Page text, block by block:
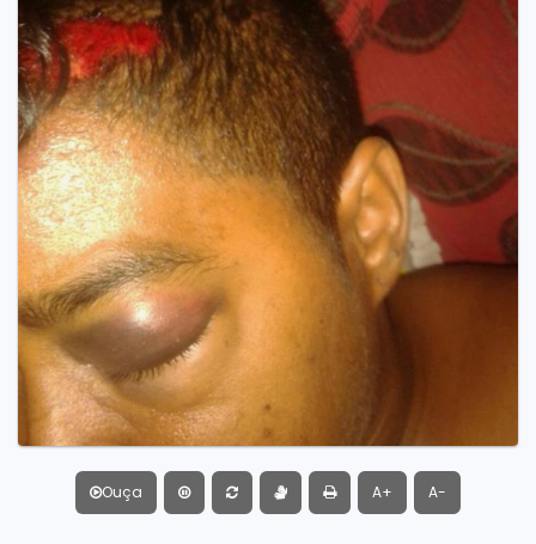
Ouça A+ A-